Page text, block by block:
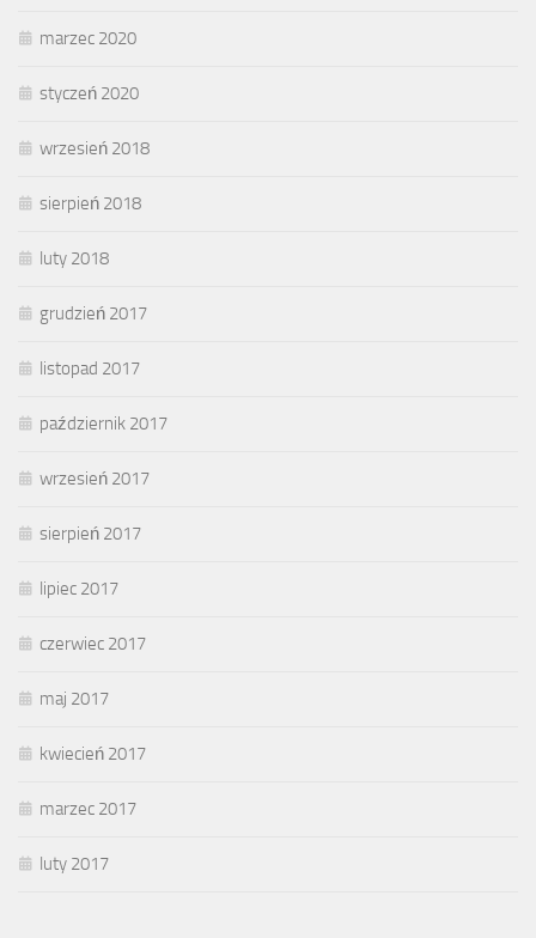
marzec 2020
styczeń 2020
wrzesień 2018
sierpień 2018
luty 2018
grudzień 2017
listopad 2017
październik 2017
wrzesień 2017
sierpień 2017
lipiec 2017
czerwiec 2017
maj 2017
kwiecień 2017
marzec 2017
luty 2017